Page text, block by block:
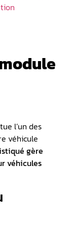
l’un des
véhicule
gère
véhicules